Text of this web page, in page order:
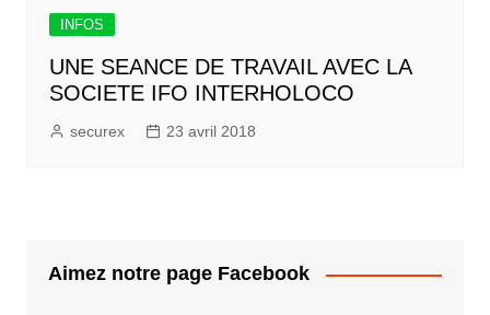
INFOS
UNE SEANCE DE TRAVAIL AVEC LA
SOCIETE IFO INTERHOLOCO
securex 23 avril 2018
Aimez notre page Facebook